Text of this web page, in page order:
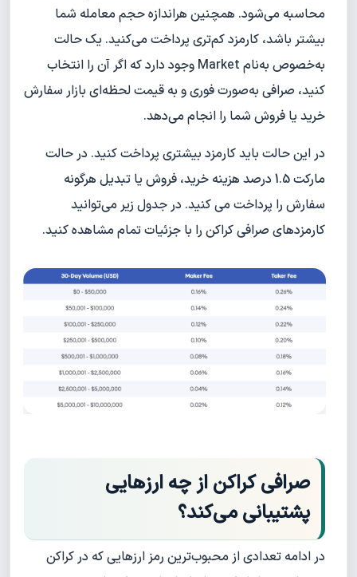
محاسبه می‌شود. همچنین هراندازه حجم معامله شما
بیشتر باشد، کارمزد کم‌تری پرداخت می‌کنید. یک حالت
به‌خصوص به‌نام Market وجود دارد که اگر آن را انتخاب
کنید، صرافی به‌صورت فوری و به قیمت لحظه‌ای بازار سفارش
خرید یا فروش شما را انجام می‌دهد.
در این حالت باید کارمزد بیشتری پرداخت کنید. در حالت
مارکت 1.5 درصد هزینه خرید، فروش یا تبدیل هرگونه
سفارش را پرداخت می کنید. در جدول زیر می‌توانید
کارمزد‌های صرافی کراکن‌ را با جزئیات تمام مشاهده کنید.
صرافی کراکن از چه ارزهایی
پشتیبانی می‌کند؟
در ادامه تعدادی از محبوب‌ترین رمز ارزهایی که در کراکن